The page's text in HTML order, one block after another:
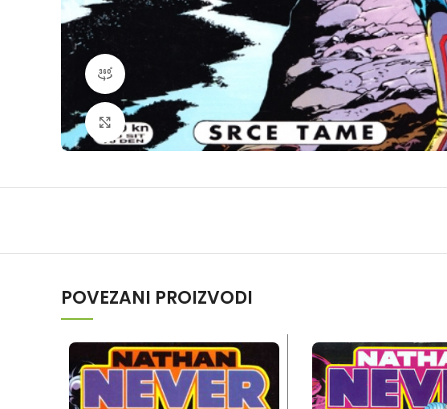
360 product view
Klikni da povečaš
POVEZANI PROIZVODI